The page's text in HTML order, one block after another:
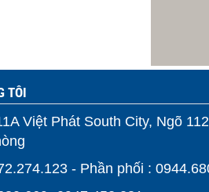
TÔI
Việt Phát South City, Ngõ
- Phần phối :